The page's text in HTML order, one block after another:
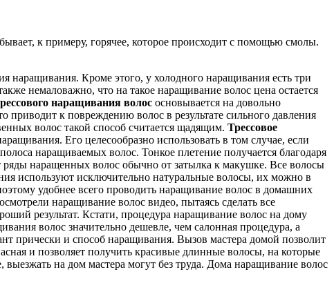
к примеру, горячее, которое происходит с помощью смолы.
наращивания. Кроме этого, у холодного наращивания есть три
немаловажно, что на такое наращивание волос цена остается
наращивания волос основывается на довольно
к повреждению волос в результате сильного давления
волос такой способ считается щадящим. Трессовое
Его целесообразно использовать в том случае, если
наращиваемых волос. Тонкое плетение получается благодаря
наращенных волос обычно от затылка к макушке. Все волосы
используют исключительно натуральные волосы, их можно в
удобнее всего проводить наращивание волос в домашних
наращивание волос видео, пытаясь сделать все
результат. Кстати, процедура наращивание волос на дому
волос значительно дешевле, чем салонная процедура, а
прически и способ наращивания. Вызов мастера домой позволит
и позволяет получить красивые длинные волосы, на которые
на дом мастера могут без труда. Дома наращивание волос